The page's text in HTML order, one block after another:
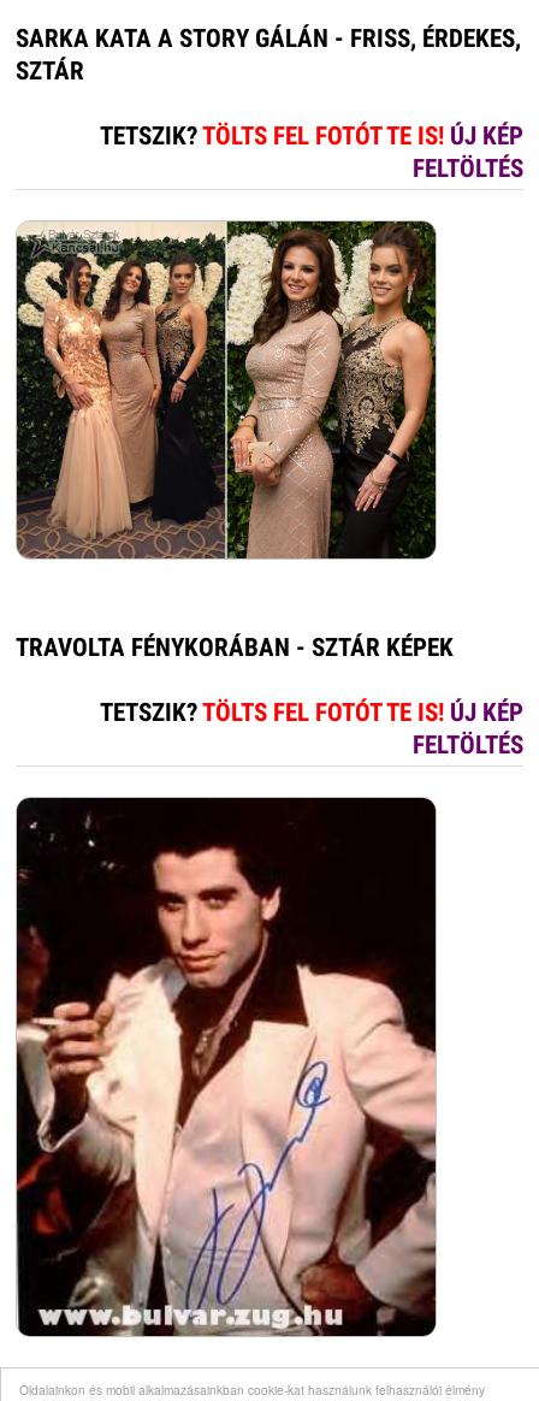
Oldalainkon és mobil alkalmazásainkban cookie-kat használunk felhasználói élmény
SARKA KATA A STORY GÁLÁN - FRISS, ÉRDEKES,
SZTÁR
TETSZIK?TÖLTS FEL FOTÓT TE IS! ÚJ KÉP
FELTÖLTÉS
TRAVOLTA FÉNYKORÁBAN - SZTÁR KÉPEK
TETSZIK?TÖLTS FEL FOTÓT TE IS! ÚJ KÉP
FELTÖLTÉS